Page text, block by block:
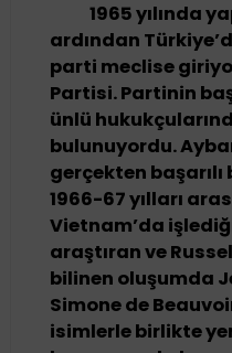
1965 yılında
ardından
parti meclise
Partisi. Partinin
ünlü
bulunuyordu.
gerçekten başarılı
1966-67 yılları
Vietnam’da
araştıran ve
bilinen oluşumda
Simone de
isimlerle birlikte